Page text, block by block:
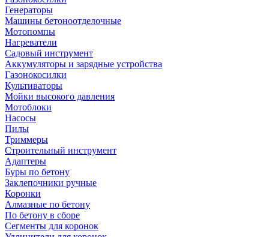
Генераторы
Машины бетоноотделочные
Мотопомпы
Нагреватели
Садовый инструмент
Аккумуляторы и зарядные устройства
Газонокосилки
Культиваторы
Мойки высокого давления
Мотоблоки
Насосы
Пилы
Триммеры
Строительный инструмент
Адаптеры
Буры по бетону
Заклепочники ручные
Коронки
Алмазные по бетону
По бетону в сборе
Сегменты для коронок